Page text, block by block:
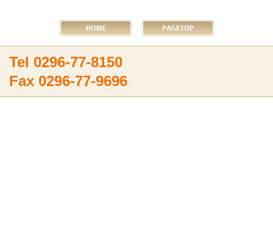
Tel 0296-77-8150
Fax 0296-77-9696